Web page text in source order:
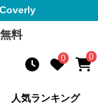
料
0 0
人気ランキング